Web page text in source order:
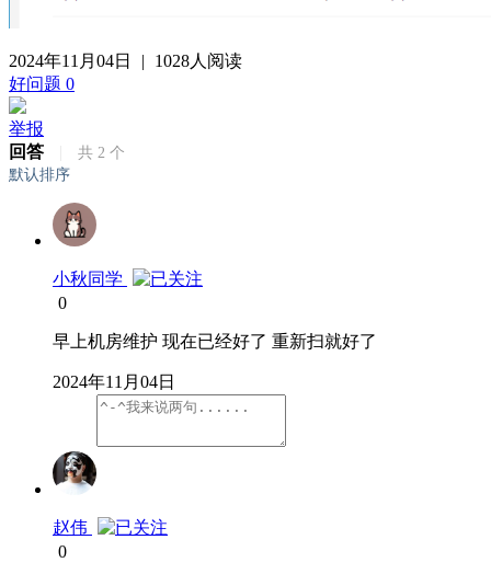
2024年11月04日 |
1028人阅读
好问题 0
举报
回答
共 2 个
默认排序
小秋同学
0
早上机房维护 现在已经好了 重新扫就好了
2024年11月04日
赵伟
0